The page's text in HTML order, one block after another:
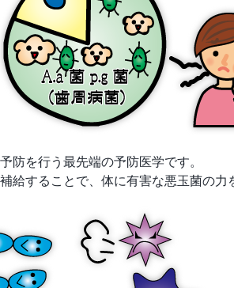
防を行う最先端の予防医学です。
給することで、体に有害な悪玉菌の力